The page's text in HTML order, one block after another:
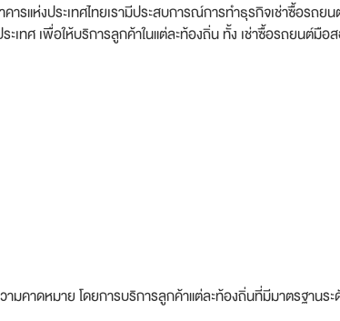
รแห่งประเทศไทยเรามีประสบการณ์การทำธุรกิจเช่าซื้อรถย
เทศ เพื่อให้บริการลูกค้าในแต่ละท้องถิ่น ทั้ง เช่าซื้อรถยนต์มื
มคาดหมาย โดยการบริการลูกค้าแต่ละท้องถิ่นที่มีมาตรฐา